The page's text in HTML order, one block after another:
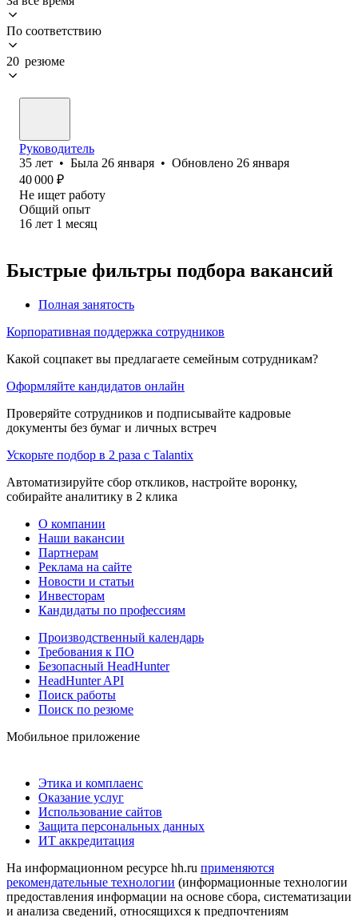
По соответствию
20 резюме
Руководитель
35 лет • Была 26 января • Обновлено 26 января
40 000 ₽
Не ищет работу
Общий опыт
16 лет 1 месяц
Быстрые фильтры подбора вакансий
Полная занятость
Корпоративная поддержка сотрудников
Какой соцпакет вы предлагаете семейным сотрудникам?
Оформляйте кандидатов онлайн
Проверяйте сотрудников и подписывайте кадровые
документы без бумаг и личных встреч
Ускорьте подбор в 2 раза с Talantix
Автоматизируйте сбор откликов, настройте воронку,
собирайте аналитику в 2 клика
О компании
Наши вакансии
Партнерам
Реклама на сайте
Новости и статьи
Инвесторам
Кандидаты по профессиям
Производственный календарь
Требования к ПО
Безопасный HeadHunter
HeadHunter API
Поиск работы
Поиск по резюме
Мобильное приложение
Этика и комплаенс
Оказание услуг
Использование сайтов
Защита персональных данных
ИТ аккредитация
На информационном ресурсе hh.ru применяются
рекомендательные технологии (информационные технологии
предоставления информации на основе сбора, систематизации
и анализа сведений, относящихся к предпочтениям